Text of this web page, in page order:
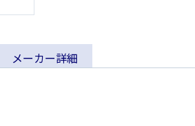
メーカー詳細